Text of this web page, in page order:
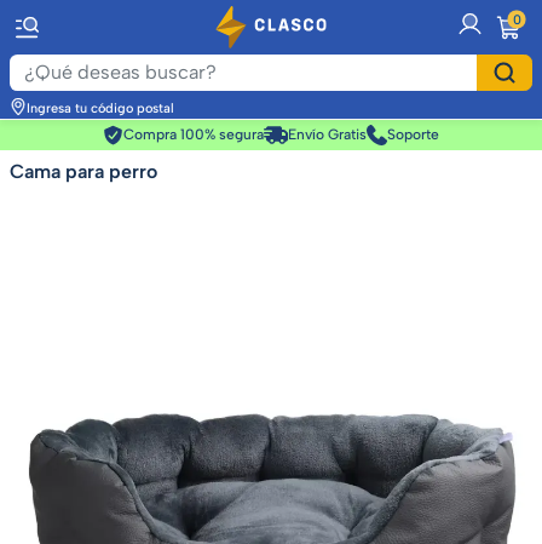
0
Ingresa tu código postal
Compra 100% segura
Envío Gratis Soporte
Cama para perro